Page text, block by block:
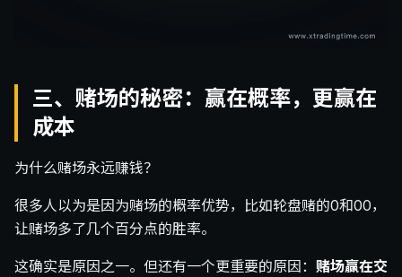
三、赌场的秘密：赢在概率，更赢在
成本
为什么赌场永远赚钱？
很多人以为是因为赌场的概率优势，比如轮盘赌的0和00，
让赌场多了几个百分点的胜率。
这确实是原因之一。但还有一个更重要的原因： 赌场赢在交